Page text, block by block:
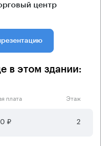
центр
в этом здании:
плата Этаж
₽ 2